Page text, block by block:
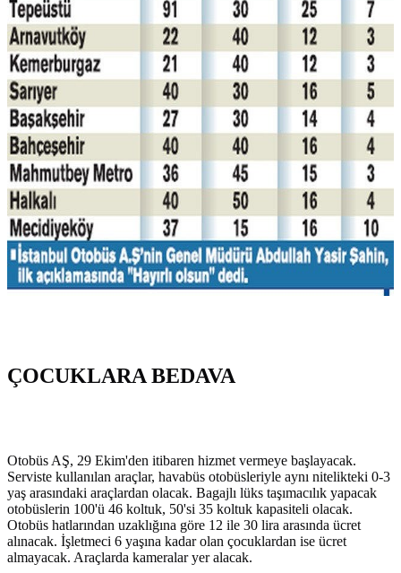
ÇOCUKLARA BEDAVA
Otobüs AŞ, 29 Ekim'den itibaren hizmet vermeye başlayacak.
Serviste kullanılan araçlar, havabüs otobüsleriyle aynı nitelikteki 0-3
yaş arasındaki araçlardan olacak. Bagajlı lüks taşımacılık yapacak
otobüslerin 100'ü 46 koltuk, 50'si 35 koltuk kapasiteli olacak.
Otobüs hatlarından uzaklığına göre 12 ile 30 lira arasında ücret
alınacak. İşletmeci 6 yaşına kadar olan çocuklardan ise ücret
almayacak. Araçlarda kameralar yer alacak.